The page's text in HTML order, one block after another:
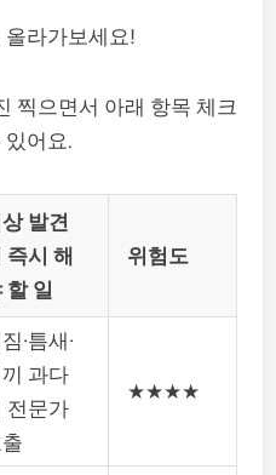
올라가보세요!
찍으면서 아래 항목 체크
있어요.
발견
즉시 해
할 일
위험도
·틈새·
과다
전문가
★★★★